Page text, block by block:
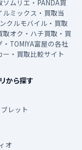
ムリエ・PANDA買
ミックス・買取当
クルモバイル・買取
オク・ハチ買取・買
TOMIYA富屋の各社
・買取比較サイト
から探す
レット
オ